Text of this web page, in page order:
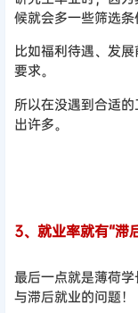
候就会多一些筛选条
比如福利待遇、发
要求。
所以在没遇到合适
出许多。
3、就业率就有“滞
最后一点就是薄荷
与滞后就业的问题！